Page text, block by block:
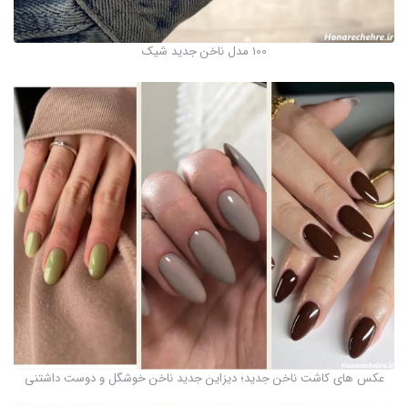
100 مدل ناخن جدید شیک
عکس های کاشت ناخن جدید؛ دیزاین جدید ناخن خوشگل و دوست داشتنی